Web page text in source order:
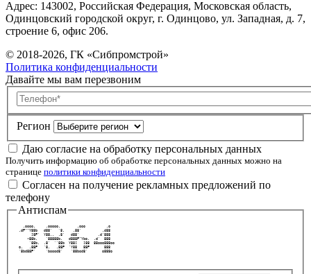
Адрес: 143002, Российская Федерация, Московская область,
Одинцовский городской округ, г. Одинцово, ул. Западная, д. 7,
строение 6, офис 206.
© 2018-2026, ГК «Сибпромстрой»
Политика конфиденциальности
Давайте мы вам перезвоним
Телефон
Регион
Даю согласие на обработку персональных данных
Получить информацию об обработке персональных данных можно на
странице политики конфиденциальности
Согласен на получение рекламных предложений по
телефону
Антиспам
   .oooo.     .ooooo.        .ooo          .o
.dP""Y88b   d88'   `8.    .88'          .d88
       ]8P'  Y88..  .8'   d88'         .d'888
     <88b.    `88888b.   d888P"Ybo.  .d'  888
      `88b.  .8'  ``88b  Y88[   ]88  88ooo888oo
o.   .88P   `8.   .88P  `Y88   88P       888
`8bd88P'     `boood8'    `88bod8'       o888o